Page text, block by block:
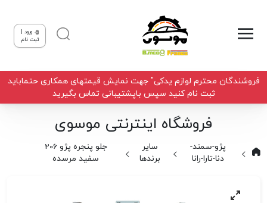
ورود |
ثبت نام
فروشندگان محترم لوازم یدکی" جهت نمایش قیمتهای همکاری حتماباید
ثبت نام کنید سپس باپشتیبانی تماس بگیرید
فروشگاه اینترنتی موسوی
پژو-سمند-
دنا-تارا-رانا
سایر
برندها
جلو پنجره پژو 206
سفید مرسده